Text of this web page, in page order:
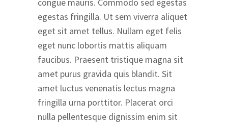
egestas fringilla. Ut sem viverra aliquet
eget sit amet tellus. Nullam eget felis
eget nunc lobortis mattis aliquam
faucibus. Praesent tristique magna sit
amet purus gravida quis blandit. Sit
amet luctus venenatis lectus magna
fringilla urna porttitor. Placerat orci
nulla pellentesque dignissim enim sit